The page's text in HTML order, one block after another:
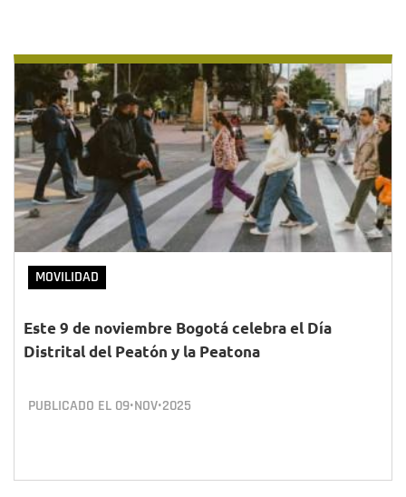
MOVILIDAD
Este 9 de noviembre Bogotá celebra el Día
Distrital del Peatón y la Peatona
PUBLICADO EL 09•NOV•2025